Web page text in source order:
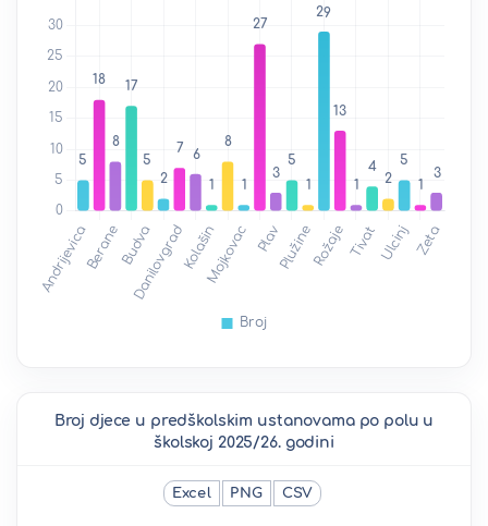
Broj djece u predškolskim ustanovama po polu u
školskoj 2025/26. godini
Excel PNG CSV